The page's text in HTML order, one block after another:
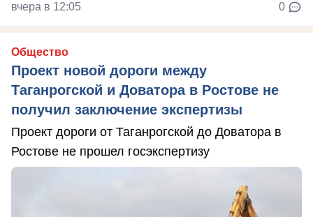
вчера в 12:05 0
Общество
Проект новой дороги между
Таганрогской и Доватора в Ростове не
получил заключение экспертизы
Проект дороги от Таганрогской до Доватора в
Ростове не прошел госэкспертизу